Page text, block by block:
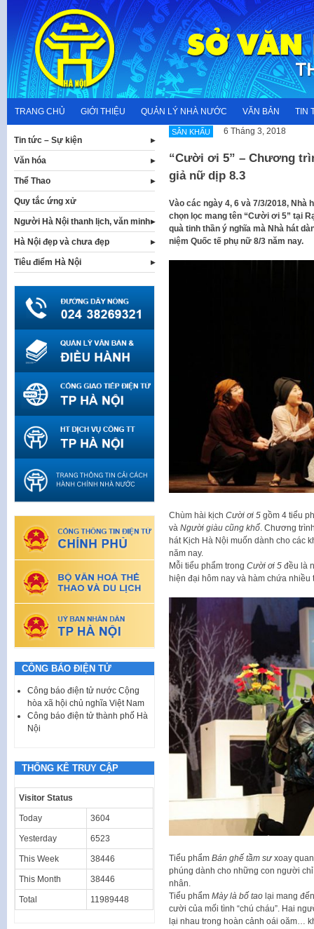
content
TRANG CHỦ GIỚI THIỆU QUẢN LÝ NHÀ NƯỚC VĂN BẢN TIN
SÂN KHẤU 6 Tháng 3, 2018
“Cười ơi 5” – Chương
giả nữ dịp 8.3
Vào các ngày 4, 6 và 7/3/2018,
chọn lọc mang tên “Cười ơi 5” tại
quà tinh thần ý nghĩa mà Nhà hát
niệm Quốc tế phụ nữ 8/3 năm nay.
Chùm hài kịch Cười ơi 5gồm 4 tiểu
và Người giàu cũng khổ. Chương
hát Kịch Hà Nội muốn dành cho các
năm nay.
Mỗi tiểu phẩm trong Cười ơi 5đều là
hiện đại hôm nay và hàm chứa
Tiểu phẩm Bán ghế tầm sưxoay
phúng dành cho những con người
nhân.
Tiểu phẩm Mày là bố taolại mang
cười của mối tình “chú cháu”. Hai
lại nhau trong hoàn cảnh oái oăm…
Tin tức – Sự kiện
Văn hóa
Thể Thao
Quy tắc ứng xử
Người Hà Nội thanh lịch, văn minh
Hà Nội đẹp và chưa đẹp
Tiêu điểm Hà Nội
CÔNG BÁO ĐIỆN TỬ
Công báo điện tử nước Cộng
hòa xã hội chủ nghĩa Việt Nam
Công báo điện tử thành phố Hà
Nội
THỐNG KÊ TRUY CẬP
Visitor Status
Today 3604
Yesterday 6523
This Week 38446
This Month 38446
Total 11989448